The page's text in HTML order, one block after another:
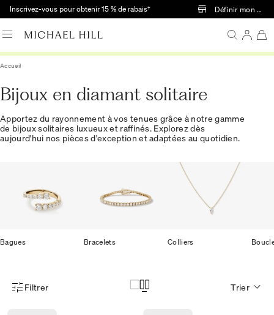
Passer au contenu principal
Inscrivez-vous pour obtenir 15 % de rabais† Définir mon
Accueil
Bijoux en diamant solitaire
Apportez du rayonnement à vos tenues grâce à notre gamme
de bijoux solitaires luxueux et raffinés. Explorez dès
aujourd'hui nos pièces d'exception et adaptées au quotidien.
Bagues Bracelets Colliers
Menu des filtres d'articles
Filtrer Trier